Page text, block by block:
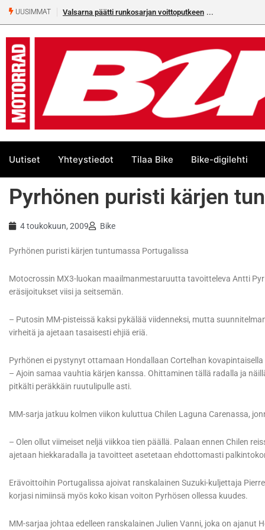
UUSIMMAT Valsarna päätti runkosarjan voittoputkeen
Uutiset Yhteystiedot Tilaa Bike Bike-digilehti
Pyrhönen puristi kärjen
4 toukokuun, 2009 Bike
Pyrhönen puristi kärjen tuntumassa Portugalissa
Motocrossin MX3-luokan maailmanmestaruutta tavoitteleva Antti
eräsijoitukset viisi ja seitsemän.
– Putosin MM-pisteissä kaksi pykälää viidenneksi, mutta
virheitä ja ajetaan tasaisesti ehjiä eriä.
Pyrhönen ei pystynyt ottamaan Hondallaan Cortelhan
– Ajoin samaa vauhtia kärjen kanssa. Ohittaminen tällä radalla ja
pitkälti peräkkäin ruutulipulle asti.
MM-sarja jatkuu kolmen viikon kuluttua Chilen Laguna Carenassa,
– Olen ollut viimeiset neljä viikkoa tien päällä. Palaan ennen Chilen
ajetaan hiekkaradalla ja tavoitteet asetetaan ehdottomasti
Erävoittoihin Portugalissa ajoivat ranskalainen Suzuki-kuljettaja
korjasi nimiinsä myös koko kisan voiton Pyrhösen ollessa kuudes.
MM-sarjaa johtaa edelleen ranskalainen Julien Vanni, joka on ajanut